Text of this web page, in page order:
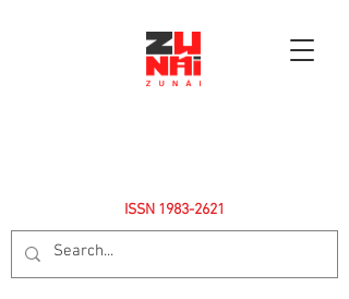
ISSN 1983-2621